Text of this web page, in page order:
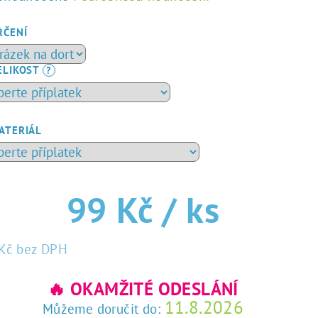
?
99 Kč / ks
bez DPH
🔥 OKAMŽITÉ ODESLÁNÍ
Můžeme doručit do: 11.8.2026